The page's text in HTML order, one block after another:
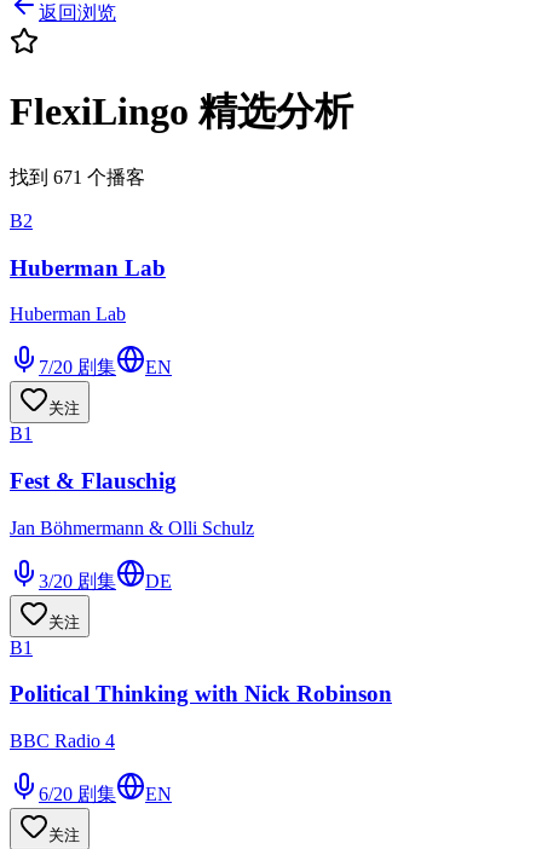
返回浏览
FlexiLingo 精选分析
找到 671 个播客
B2
Huberman Lab
Huberman Lab
7/20 剧集 EN
关注
B1
Fest & Flauschig
Jan Böhmermann & Olli Schulz
3/20 剧集 DE
关注
B1
Political Thinking with Nick Robinson
BBC Radio 4
6/20 剧集 EN
关注